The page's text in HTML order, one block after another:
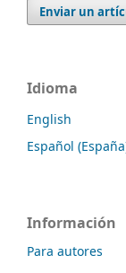
Enviar un
Idioma
English
Español
Información
Para autores